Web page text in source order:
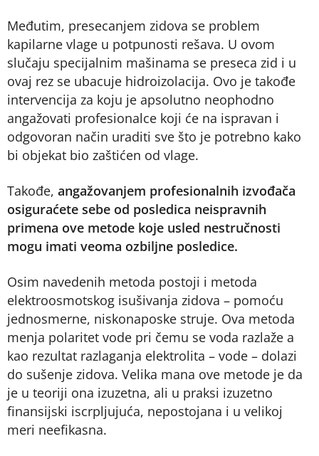
Međutim, presecanjem zidova se problem
kapilarne vlage u potpunosti rešava. U ovom
slučaju specijalnim mašinama se preseca zid i u
ovaj rez se ubacuje hidroizolacija. Ovo je takođe
intervencija za koju je apsolutno neophodno
angažovati profesionalce koji će na ispravan i
odgovoran način uraditi sve što je potrebno kako
bi objekat bio zaštićen od vlage.
Takođe, angažovanjem profesionalnih izvođača
osiguraćete sebe od posledica neispravnih
primena ove metode koje usled nestručnosti
mogu imati veoma ozbiljne posledice.
Osim navedenih metoda postoji i metoda
elektroosmotskog isušivanja zidova – pomoću
jednosmerne, niskonaposke struje. Ova metoda
menja polaritet vode pri čemu se voda razlaže a
kao rezultat razlaganja elektrolita – vode – dolazi
do sušenje zidova. Velika mana ove metode je da
je u teoriji ona izuzetna, ali u praksi izuzetno
finansijski iscrpljujuća, nepostojana i u velikoj
meri neefikasna.